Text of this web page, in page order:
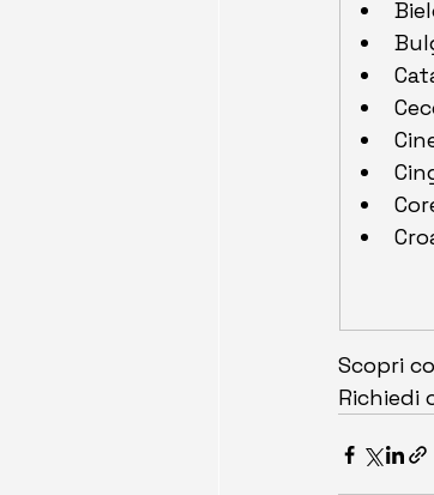
Scopri
Richiedi